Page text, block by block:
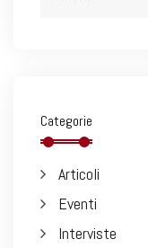
Categorie
Articoli
Eventi
Interviste